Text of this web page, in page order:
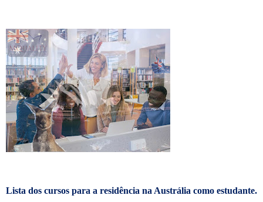
Lista dos cursos para a residência na Austrália como estudante.